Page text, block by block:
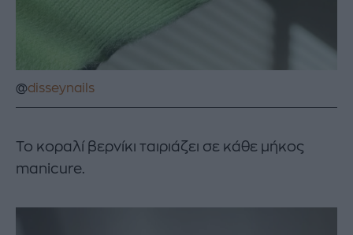
@disseynails
Το κοραλί βερνίκι ταιριάζει σε κάθε μήκος
manicure.